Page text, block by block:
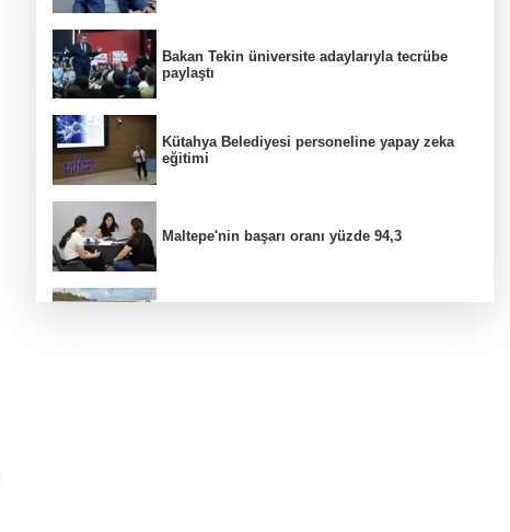
Bakan Tekin üniversite adaylarıyla tecrübe
paylaştı
Kütahya Belediyesi personeline yapay zeka
eğitimi
Maltepe'nin başarı oranı yüzde 94,3